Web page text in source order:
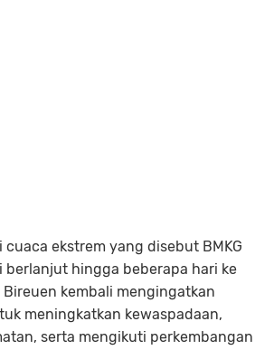
cuaca ekstrem yang disebut BMKG
berlanjut hingga beberapa hari ke
kembali mengingatkan
meningkatkan kewaspadaan,
serta mengikuti perkembangan